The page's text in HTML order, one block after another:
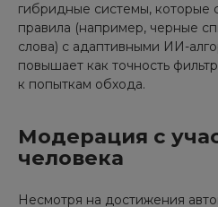
гибридные системы, которые
правила (например, черные
слова) с адаптивными ИИ-
повышает как точность
к попыткам обхода.
Модерация с
человека
Несмотря на достижения